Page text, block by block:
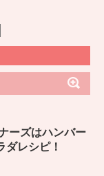
ーズはハンバー
ダレシピ！